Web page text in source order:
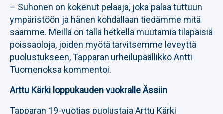
– Suhonen on kokenut pelaaja, joka palaa tuttuun
ympäristöön ja hänen kohdallaan tiedämme mitä
saamme. Meillä on tällä hetkellä muutamia tilapäisiä
poissaoloja, joiden myötä tarvitsemme leveyttä
puolustukseen, Tapparan urheilupäällikkö Antti
Tuomenoksa kommentoi.
Arttu Kärki loppukauden vuokralle Ässiin
Tapparan 19-vuotias puolustaja Arttu Kärki